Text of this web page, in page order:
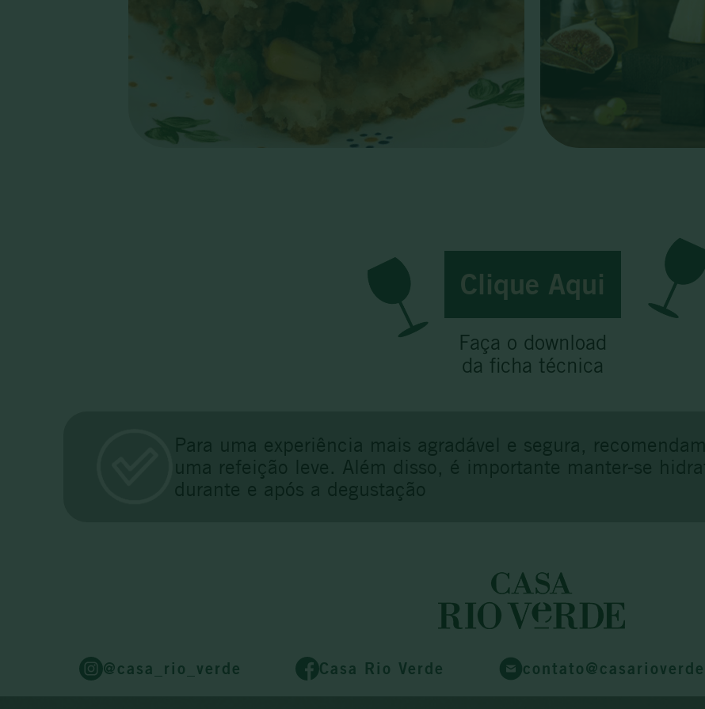
Clique Aqui
Faça o download
da ficha técnica
Para uma experiência mais agradável e segura,
uma refeição leve. Além disso, é importante manter-se
durante e após a degustação
@casa_rio_verde Casa Rio Verde